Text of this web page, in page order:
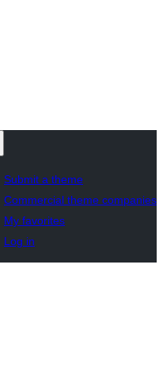
Submit a theme
Commercial theme companies
My favorites
Log in